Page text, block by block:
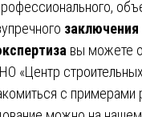
заключения
вы можете
«Центр строительных
с примерами